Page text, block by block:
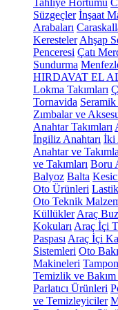
Tahliye Hortumu
Süzgeçler İnşaat
Arabaları
Keresteler Ahşap
Penceresi Çatı
Sundurma
HIRDAVAT EL
Lokma Takımları
Tornavida Seramik
Zımbalar ve
Anahtar Takımları
İngiliz Anahtarı İki
Anahtar ve
ve Takımları Boru
Balyoz Balta
Oto Ürünleri Lastik
Oto Teknik
Küllükler Araç
Kokuları Araç İçi
Paspası Araç İçi
Sistemleri Oto
Makineleri
Temizlik ve
Parlatıcı Ürünleri
ve Temizleyiciler